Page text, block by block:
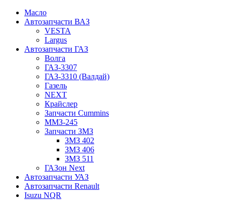
Масло
Автозапчасти ВАЗ
VESTA
Largus
Автозапчасти ГАЗ
Волга
ГАЗ-3307
ГАЗ-3310 (Валдай)
Газель
NEXT
Крайслер
Запчасти Cummins
ММЗ-245
Запчасти ЗМЗ
ЗМЗ 402
ЗМЗ 406
ЗМЗ 511
ГАЗон Next
Автозапчасти УАЗ
Автозапчасти Renault
Isuzu NQR